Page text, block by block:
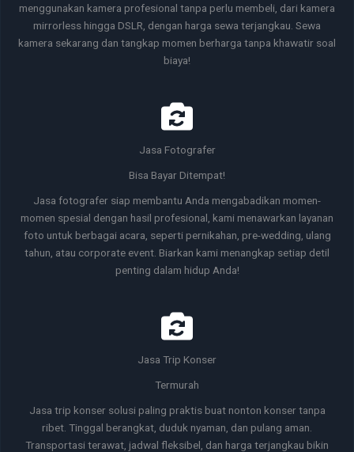
menggunakan kamera profesional tanpa perlu membeli, dari kamera
mirrorless hingga DSLR, dengan harga sewa terjangkau. Sewa
kamera sekarang dan tangkap momen berharga tanpa khawatir soal
biaya!
Jasa Fotografer
Bisa Bayar Ditempat!
Jasa fotografer siap membantu Anda mengabadikan momen-
momen spesial dengan hasil profesional, kami menawarkan layanan
foto untuk berbagai acara, seperti pernikahan, pre-wedding, ulang
tahun, atau corporate event. Biarkan kami menangkap setiap detil
penting dalam hidup Anda!
Jasa Trip Konser
Termurah
Jasa trip konser solusi paling praktis buat nonton konser tanpa
ribet. Tinggal berangkat, duduk nyaman, dan pulang aman.
Transportasi terawat, jadwal fleksibel, dan harga terjangkau bikin